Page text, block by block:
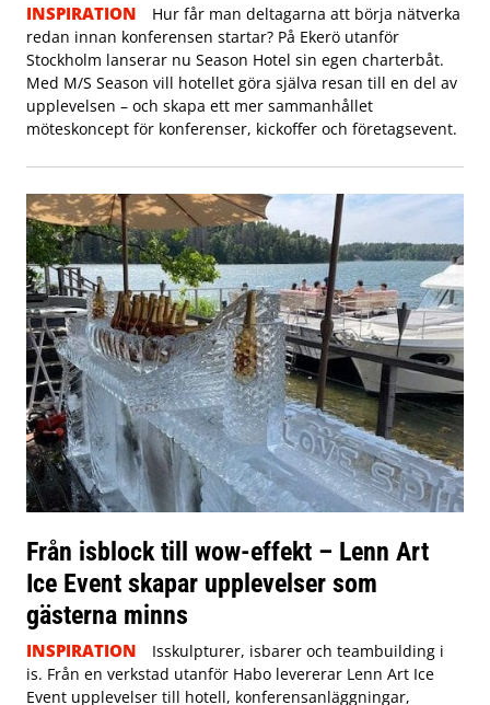
INSPIRATION
Hur får man deltagarna att börja nätverka
redan innan konferensen startar? På Ekerö utanför
Stockholm lanserar nu Season Hotel sin egen charterbåt.
Med M/S Season vill hotellet göra själva resan till en del av
upplevelsen – och skapa ett mer sammanhållet
möteskoncept för konferenser, kickoffer och företagsevent.
Från isblock till wow-effekt – Lenn Art
Ice Event skapar upplevelser som
gästerna minns
INSPIRATION
Isskulpturer, isbarer och teambuilding i
is. Från en verkstad utanför Habo levererar Lenn Art Ice
Event upplevelser till hotell, konferensanläggningar,